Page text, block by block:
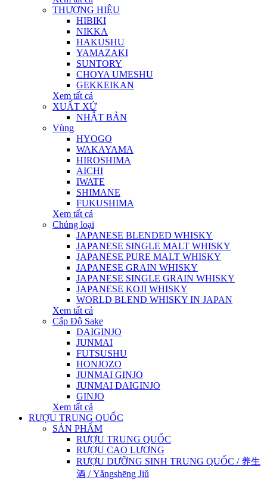
THƯƠNG HIỆU
HIBIKI
NIKKA
HAKUSHU
YAMAZAKI
SUNTORY
CHOYA UMESHU
GEKKEIKAN
Xem tất cả
XUẤT XỨ
NHẬT BẢN
Vùng
HYOGO
WAKAYAMA
HIROSHIMA
AICHI
IWATE
SHIMANE
FUKUSHIMA
Xem tất cả
Chủng loại
JAPANESE BLENDED WHISKY
JAPANESE SINGLE MALT WHISKY
JAPANESE PURE MALT WHISKY
JAPANESE GRAIN WHISKY
JAPANESE SINGLE GRAIN WHISKY
JAPANESE KOJI WHISKY
WORLD BLEND WHISKY IN JAPAN
Xem tất cả
Cấp Độ Sake
DAIGINJO
JUNMAI
FUTSUSHU
HONJOZO
JUNMAI GINJO
JUNMAI DAIGINJO
GINJO
Xem tất cả
RƯỢU TRUNG QUỐC
SẢN PHẨM
RƯỢU TRUNG QUỐC
RƯỢU CAO LƯƠNG
RƯỢU DƯỠNG SINH TRUNG QUỐC / 养生
酒 / Yǎngshēng Jiǔ